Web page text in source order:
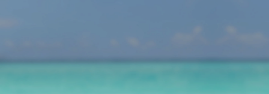
BRANGIAM